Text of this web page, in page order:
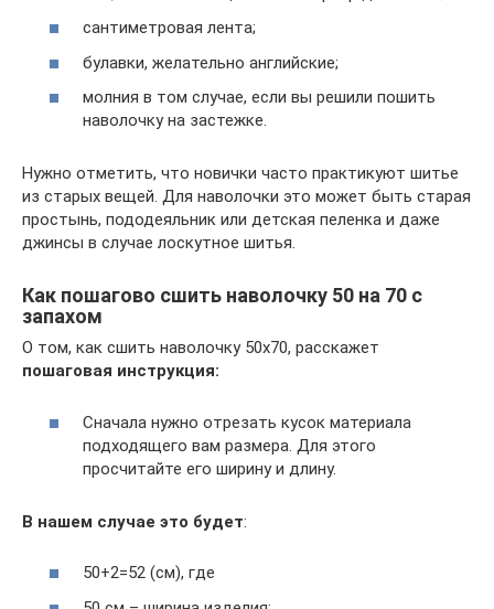
сантиметровая лента;
булавки, желательно английские;
молния в том случае, если вы решили пошить
наволочку на застежке.
Нужно отметить, что новички часто практикуют шитье
из старых вещей. Для наволочки это может быть старая
простынь, пододеяльник или детская пеленка и даже
джинсы в случае лоскутное шитья.
Как пошагово сшить наволочку 50 на 70 с
запахом
О том, как сшить наволочку 50х70, расскажет
пошаговая инструкция:
Сначала нужно отрезать кусок материала
подходящего вам размера. Для этого
просчитайте его ширину и длину.
В нашем случае это будет:
50+2=52 (см), где